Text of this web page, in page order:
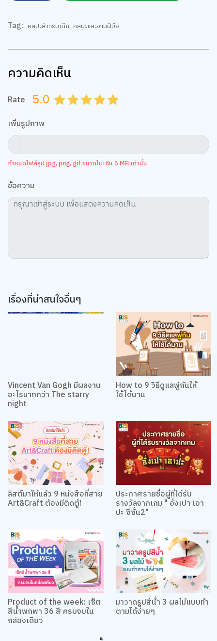
Tag: ศิลปะสำหรับเด็ก, ศิลปะและงานฝีมือ
ความคิดเห็น
Rate 5.0 4.5
4.0
3.5
3.0
2.5
2.0
1.5
1.0
0.5
เพิ่มรูปภาพ
กำหนดไฟล์รูป jpg, png, gif ขนาดไม่เกิน 5 MB เท่านั้น
ข้อความ
เรื่องที่น่าสนใจอื่นๆ
Vincent Van Gogh มีผลงาน
อะไรมากกว่า The starry
night
How to 9 วิธีดูแลพู่กันให้
ใช้ได้นาน
ลิสต์มาให้แล้ว 9 หนังสือที่สาย
Art&Craft ต้องมีติดตู้!
ประกาศรายชื่อผู้ที่ได้รับ
รางวัลจากเกม " อั่งเปา เอา
ปะ ซีซั่น2"
Product of the week: เซ็ต
สีน้ำพกพา 36 สี ครบจบใน
กล่องเดียว
มาวาดรูปสีน้ำ 3 ผลไม้แบบทำ
ตามได้ง่ายๆ